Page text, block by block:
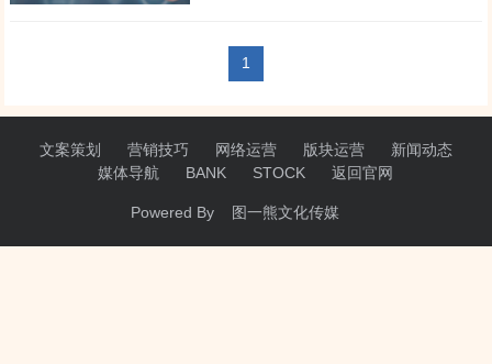
1
文案策划 营销技巧 网络运营 版块运营
新闻动态
媒体导航
BANK STOCK 返回官网
Powered By 图一熊文化传媒